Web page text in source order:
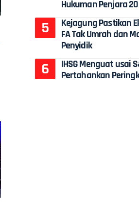
Hukuman Penjara
Kejagung Pastikan
FA Tak Umrah dan
Penyidik
IHSG Menguat usai
Pertahankan